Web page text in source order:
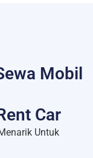
Mobil
Car
Untuk